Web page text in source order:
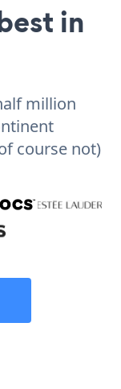
in
million
course not)